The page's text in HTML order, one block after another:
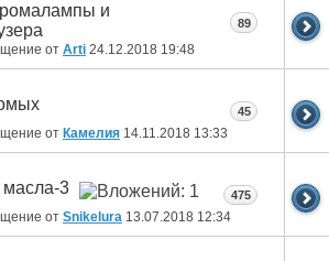
и
от Arti 24.12.2018 19:48
89
от Камелия 14.11.2018 13:33
45
3
от Snikelura 13.07.2018 12:34
475